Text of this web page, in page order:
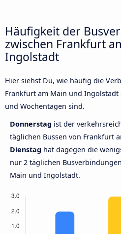
Häufigkeit der
zwischen Frankfurt
Ingolstadt
Hier siehst Du, wie häufig die
Frankfurt am Main und Ingolstadt
und Wochentagen sind.
Donnerstag ist der
täglichen Bussen von Frankfurt
Dienstag hat dagegen die
nur 2 täglichen
Main und Ingolstadt.